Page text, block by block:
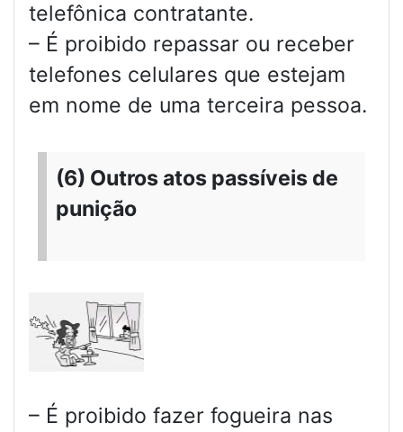
telefônica contratante.
– É proibido repassar ou receber
telefones celulares que estejam
em nome de uma terceira pessoa.
(6) Outros atos passíveis de
punição
– É proibido fazer fogueira nas